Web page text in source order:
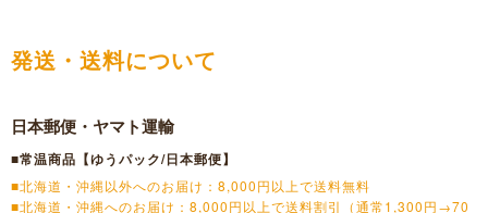
発送・送料について
日本郵便・ヤマト運輸
■常温商品【ゆうパック/日本郵便】
■北海道・沖縄以外へのお届け：8,000円以上で送料無料
■北海道・沖縄へのお届け：8,000円以上で送料割引（通常1,300円→70